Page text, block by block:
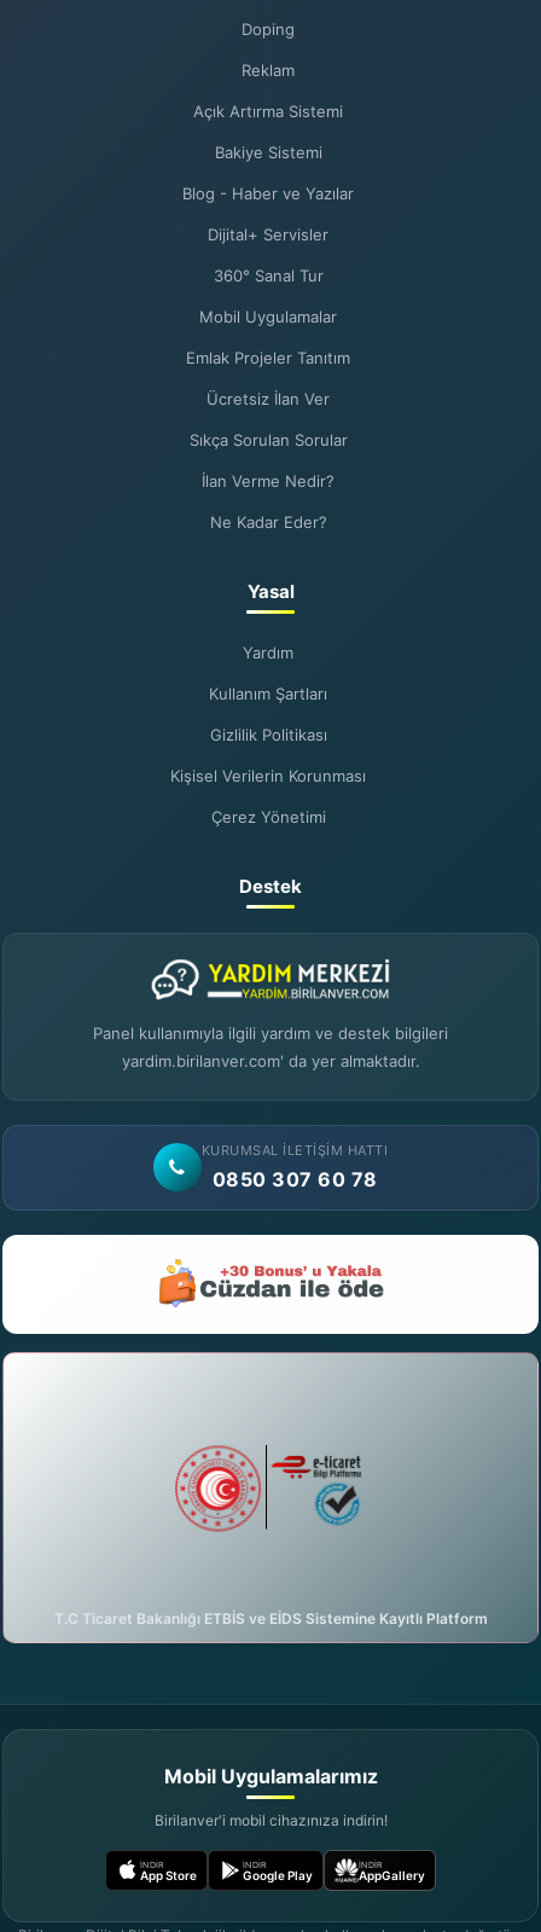
Doping
Reklam
Açık Artırma Sistemi
Bakiye Sistemi
Blog - Haber ve Yazılar
Dijital+ Servisler
360° Sanal Tur
Mobil Uygulamalar
Emlak Projeler Tanıtım
Ücretsiz İlan Ver
Sıkça Sorulan Sorular
İlan Verme Nedir?
Ne Kadar Eder?
Yasal
Yardım
Kullanım Şartları
Gizlilik Politikası
Kişisel Verilerin Korunması
Çerez Yönetimi
Destek
Panel kullanımıyla ilgili yardım ve destek bilgileri
yardim.birilanver.com' da yer almaktadır.
KURUMSAL İLETIŞIM HATTI
0850 307 60 78
T.C Ticaret Bakanlığı ETBİS ve EİDS Sistemine Kayıtlı Platform
Mobil Uygulamalarımız
Birilanver'i mobil cihazınıza indirin!
İNDIR
App Store
İNDIR
Google Play
İNDIR
AppGallery